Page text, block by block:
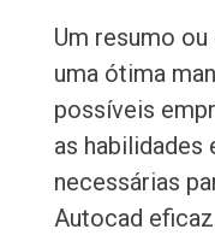
Um resumo
uma ótima
possíveis
as habilidades
necessárias
Autocad